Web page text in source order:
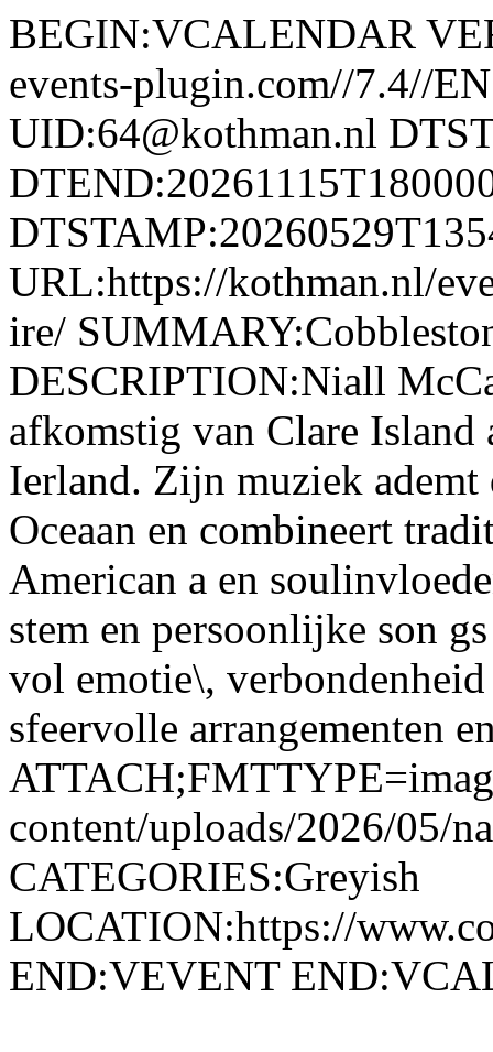
BEGIN:VCALENDAR
events-plugin.com//7.4//
UID:64@kothman.nl
URL:https://kothman.nl/
ire/
DESCRIPTION:Niall
afkomstig van Clare Island
Ierland. Zijn muziek ademt
Oceaan en combineert
American a en
stem en persoonlijke son
vol emotie\,
sfeervolle arrangementen
content/uploads/2026/05/
CATEGORIES:Greyish
LOCATION:https://
END:VEVENT